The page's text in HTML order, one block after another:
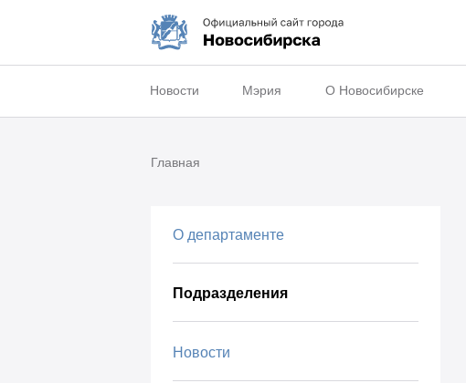
Новости Мэрия О Новосибирске
Главная
О департаменте
Подразделения
Новости